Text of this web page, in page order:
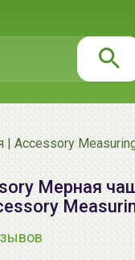
Accessory
Мерная